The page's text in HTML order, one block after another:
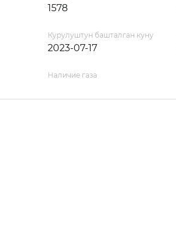
1578
Курулуштун башталган куну
2023-07-17
Наличие газа